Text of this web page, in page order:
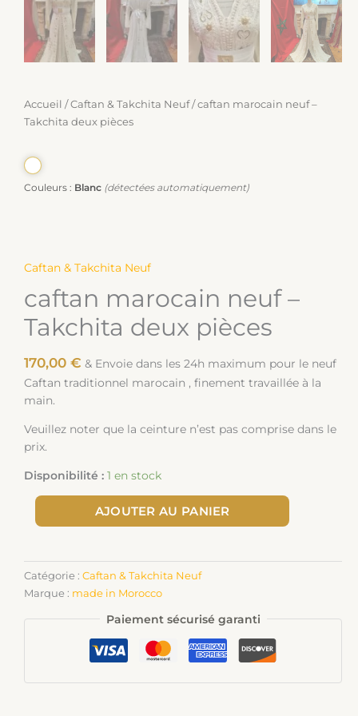
Accueil /Caftan & Takchita Neuf/ caftan marocain neuf –
Takchita deux pièces
Couleurs : Blanc (détectées automatiquement)
Caftan & Takchita Neuf
caftan marocain neuf –
Takchita deux pièces
170,00 € & Envoie dans les 24h maximum pour le neuf
Caftan traditionnel marocain , finement travaillée à la
main.
Veuillez noter que la ceinture n’est pas comprise dans le
prix.
Disponibilité : 1 en stock
AJOUTER AU PANIER
Catégorie : Caftan & Takchita Neuf
Marque : made in Morocco
Paiement sécurisé garanti